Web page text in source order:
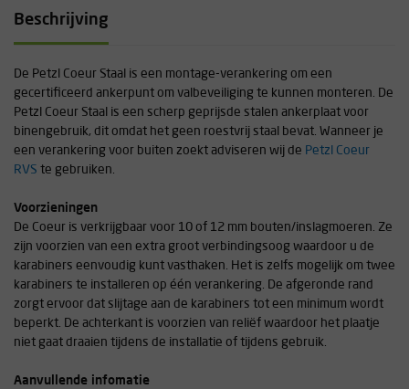
Beschrijving
De Petzl Coeur Staal is een montage-verankering om een
gecertificeerd ankerpunt om valbeveiliging te kunnen monteren. De
Petzl Coeur Staal is een scherp geprijsde stalen ankerplaat voor
binengebruik, dit omdat het geen roestvrij staal bevat. Wanneer je
een verankering voor buiten zoekt adviseren wij de Petzl Coeur
RVS te gebruiken.
Voorzieningen
De Coeur is verkrijgbaar voor 10 of 12 mm bouten/inslagmoeren. Ze
zijn voorzien van een extra groot verbindingsoog waardoor u de
karabiners eenvoudig kunt vasthaken. Het is zelfs mogelijk om twee
karabiners te installeren op één verankering. De afgeronde rand
zorgt ervoor dat slijtage aan de karabiners tot een minimum wordt
beperkt. De achterkant is voorzien van reliëf waardoor het plaatje
niet gaat draaien tijdens de installatie of tijdens gebruik.
Aanvullende infomatie